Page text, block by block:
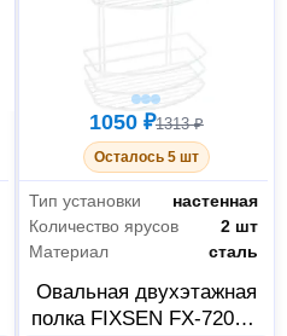
1050 ₽1313 ₽
Осталось 5 шт
Тип установки
настенная
Количество ярусов
2 шт
Материал
сталь
Овальная двухэтажная
полка FIXSEN FX-720W-